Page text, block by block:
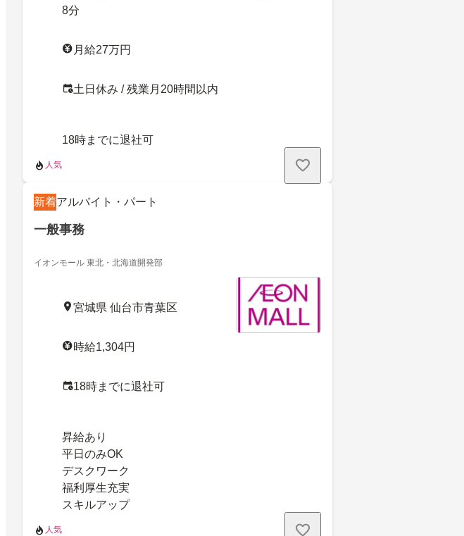
8分
月給27万円
土日休み / 残業月20時間以内
18時までに退社可
人気
新着アルバイト・パート
一般事務
イオンモール 東北・北海道開発部
宮城県 仙台市青葉区
時給1,304円
18時までに退社可
昇給あり
平日のみOK
デスクワーク
福利厚生充実
スキルアップ
人気